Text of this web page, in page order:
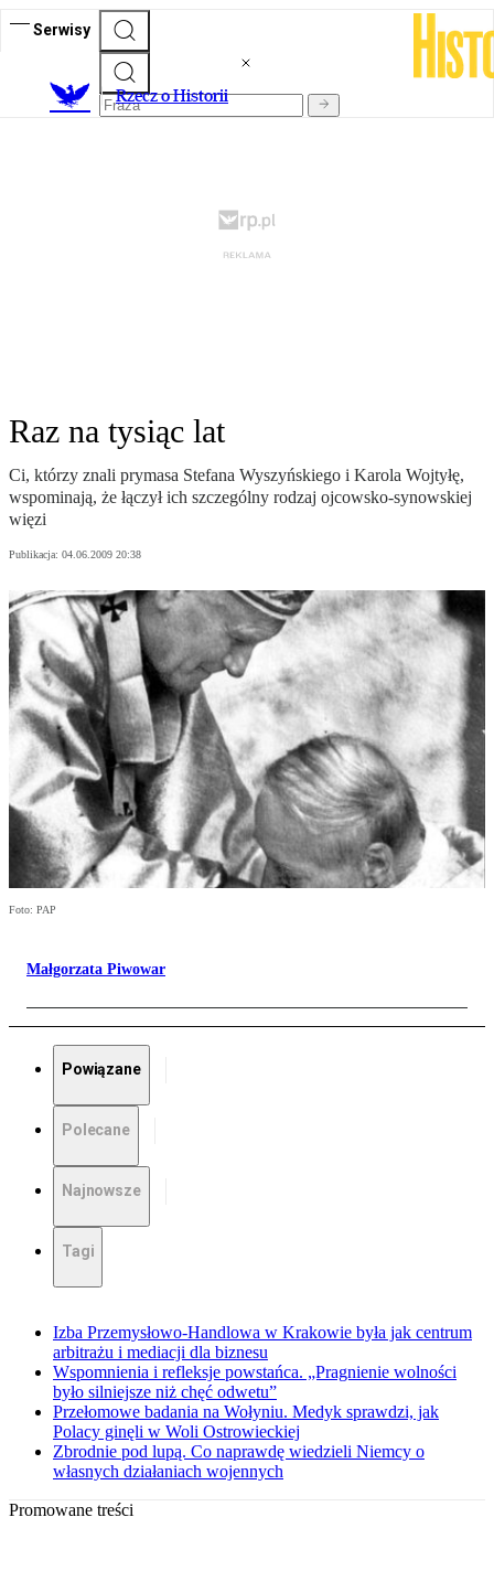
Serwisy
Rzecz o Historii
Raz na tysiąc lat
Ci, którzy znali prymasa Stefana Wyszyńskiego i Karola Wojtyłę,
wspominają, że łączył ich szczególny rodzaj ojcowsko-synowskiej
więzi
Publikacja: 04.06.2009 20:38
Foto: PAP
Małgorzata Piwowar
Powiązane
Polecane
Najnowsze
Tagi
Izba Przemysłowo-Handlowa w Krakowie była jak centrum
arbitrażu i mediacji dla biznesu
Wspomnienia i refleksje powstańca. „Pragnienie wolności
było silniejsze niż chęć odwetu”
Przełomowe badania na Wołyniu. Medyk sprawdzi, jak
Polacy ginęli w Woli Ostrowieckiej
Zbrodnie pod lupą. Co naprawdę wiedzieli Niemcy o
własnych działaniach wojennych
Promowane treści